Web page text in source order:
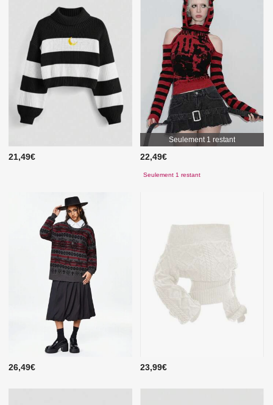
21,49€
Seulement 1 restant
22,49€
Seulement 1 restant
26,49€ 23,99€